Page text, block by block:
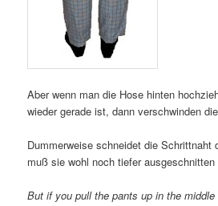
Aber wenn man die Hose hinten
wieder gerade ist, dann verschwinden
Dummerweise schneidet die Schrittnaht
muß sie wohl noch tiefer ausgeschnitten
But if you pull the pants up in the